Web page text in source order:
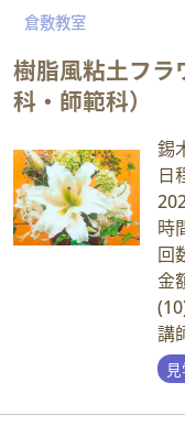
倉敷教室
樹脂風粘土フラ
科・師範科）
錫
日
時
回
金
講